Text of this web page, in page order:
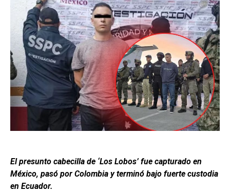
El presunto cabecilla de ‘Los Lobos’ fue capturado en
México, pasó por Colombia y terminó bajo fuerte custodia
en Ecuador.